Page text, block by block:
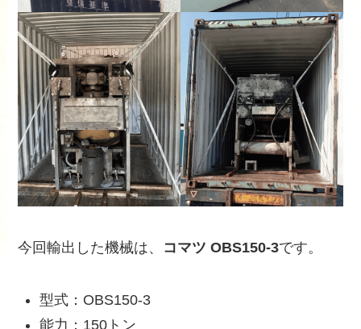
今回輸出した機械は、 コマツ OBS150-3です。
型式：OBS150-3
能力：150トン